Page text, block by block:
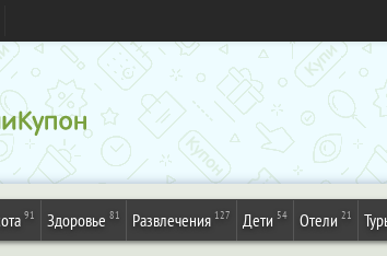
91 Здоровье 81 Развлечения 127 Дети 54 Отели 21